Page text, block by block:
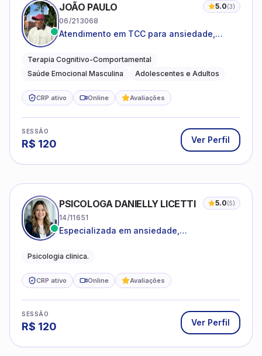
JOÃO PAULO 5.0(3)
06/213068
Atendimento em TCC para ansiedade,
emocional
Terapia Cognitivo-Comportamental
Saúde Emocional Masculina
Adolescentes e Adultos
CRP ativo Online Avaliações
SESSÃO
R$ 120 Ver Perfil
PSICOLOGA DANIELLY LICETTI 5.0(5)
14/11651
Especializada em ansiedade,
Psicologia clinica.
CRP ativo Online Avaliações
SESSÃO
R$ 120 Ver Perfil